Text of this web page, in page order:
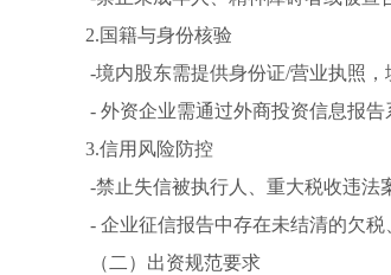
2.国籍与身份核验
-境内股东需提供身份证/营业执照，
- 外资企业需通过外商投资信息报
3.信用风险防控
-禁止失信被执行人、重大税收违法
- 企业征信报告中存在未结清的欠
（二）出资规范要求